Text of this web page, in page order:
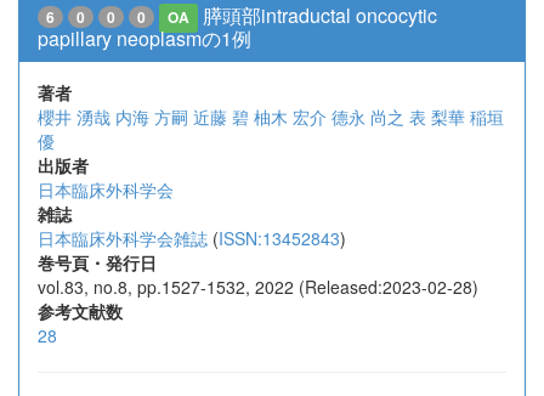
6 0 0 0 OA
膵頭部intraductal oncocytic
papillary neoplasmの1例
著者
櫻井 湧哉 内海 方嗣 近藤 碧 柚木 宏介 德永 尚之 表 梨華 稲垣
優
出版者
日本臨床外科学会
雑誌
日本臨床外科学会雑誌 (ISSN:13452843)
巻号頁・発行日
vol.83, no.8, pp.1527-1532, 2022 (Released:2023-02-28)
参考文献数
28